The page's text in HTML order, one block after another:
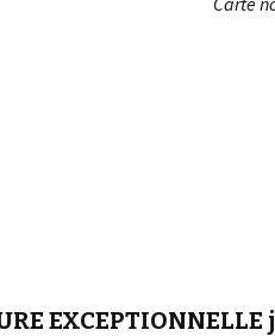
EXCEPTIONNELLE